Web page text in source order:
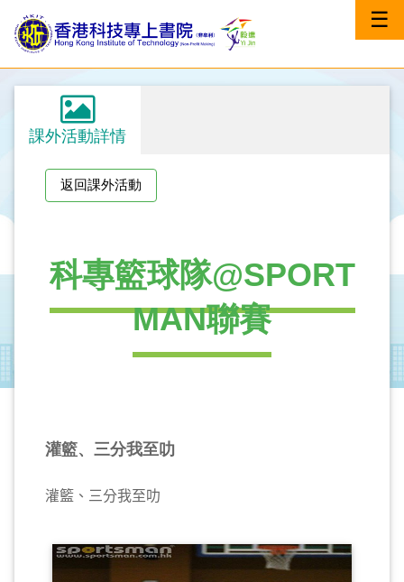
☰
課外活動詳情
返回課外活動
科專籃球隊@SPORT
MAN聯賽
灌籃、三分我至叻
灌籃、三分我至叻